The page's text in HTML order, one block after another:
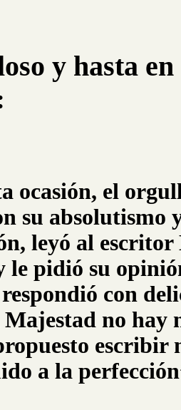
y hasta
ocasión, el
su absolutismo
leyó al escritor
le pidió su
con
Majestad no hay
escribir
a la